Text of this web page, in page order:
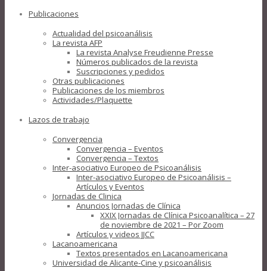
Publicaciones
Actualidad del psicoanálisis
La revista AFP
La revista Analyse Freudienne Presse
Números publicados de la revista
Suscripciones y pedidos
Otras publicaciones
Publicaciones de los miembros
Actividades/Plaquette
Lazos de trabajo
Convergencia
Convergencia – Eventos
Convergencia – Textos
Inter-asociativo Europeo de Psicoanálisis
Inter-asociativo Europeo de Psicoanálisis –
Artículos y Eventos
Jornadas de Clinica
Anuncios Jornadas de Clínica
XXIX Jornadas de Clínica Psicoanalítica – 27
de noviembre de 2021 – Por Zoom
Artículos y videos JJCC
Lacanoamericana
Textos presentados en Lacanoamericana
Universidad de Alicante-Cine y psicoanálisis